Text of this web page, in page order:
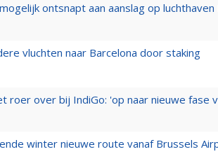
ontsnapt aan aanslag op luchthaven
vluchten naar Barcelona door staking
roer over bij IndiGo: 'op naar nieuwe fase
winter nieuwe route vanaf Brussels